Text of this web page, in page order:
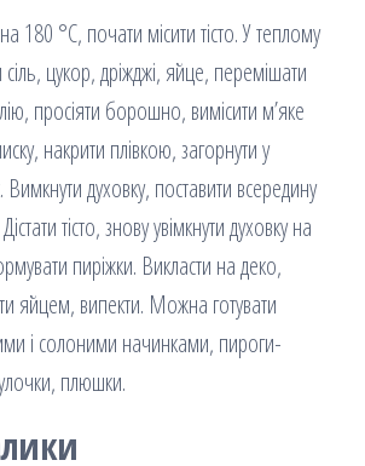
180 °С, почати місити тісто. У теплому
цукор, дріжджі, яйце, перемішати
просіяти борошно, вимісити м’яке
накрити плівкою, загорнути у
духовку, поставити всередину
тісто, знову увімкнути духовку на
пиріжки. Викласти на деко,
яйцем, випекти. Можна готувати
і солоними начинками, пироги-
плюшки.